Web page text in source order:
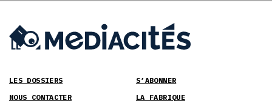
LES DOSSIERS
S’ABONNER
NOUS CONTACTER
LA FABRIQUE